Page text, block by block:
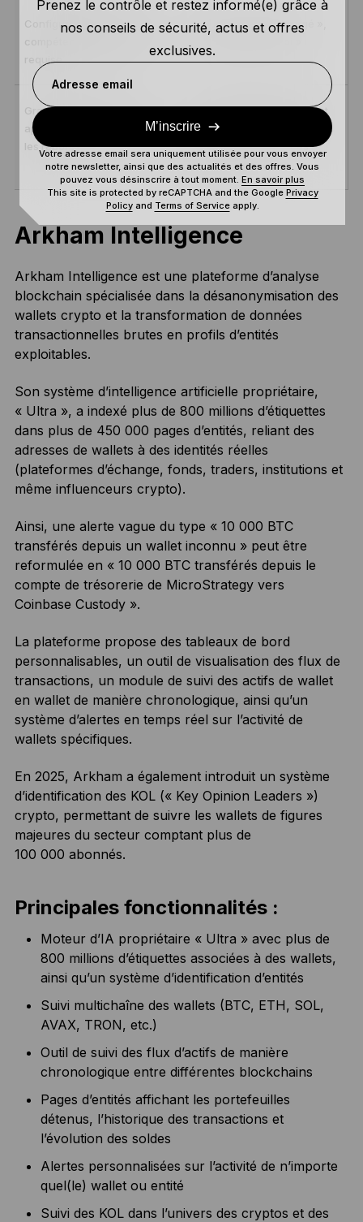
Configuration simple, sans
compétence technique
requise
Indique « ce qui a bougé »,
Grande communauté
apportant du contexte dans
les réponses
Les alertes isolées peuvent
constituer du bruit sans
analyse des tendances
globales
Arkham Intelligence
Arkham Intelligence est une plateforme d’analyse
blockchain spécialisée dans la désanonymisation des
wallets crypto et la transformation de données
transactionnelles brutes en profils d’entités
exploitables.
Son système d’intelligence artificielle propriétaire,
« Ultra », a indexé plus de 800 millions d’étiquettes
dans plus de 450 000 pages d’entités, reliant des
adresses de wallets à des identités réelles
(plateformes d’échange, fonds, traders, institutions et
même influenceurs crypto).
Ainsi, une alerte vague du type « 10 000 BTC
transférés depuis un wallet inconnu » peut être
reformulée en « 10 000 BTC transférés depuis le
compte de trésorerie de MicroStrategy vers
Coinbase Custody ».
La plateforme propose des tableaux de bord
personnalisables, un outil de visualisation des flux de
transactions, un module de suivi des actifs de wallet
en wallet de manière chronologique, ainsi qu’un
système d’alertes en temps réel sur l’activité de
wallets spécifiques.
En 2025, Arkham a également introduit un système
d’identification des KOL (« Key Opinion Leaders »)
crypto, permettant de suivre les wallets de figures
majeures du secteur comptant plus de
100 000 abonnés.
Principales fonctionnalités :
Moteur d’IA propriétaire « Ultra » avec plus de
800 millions d’étiquettes associées à des wallets,
ainsi qu’un système d’identification d’entités
Suivi multichaîne des wallets (BTC, ETH, SOL,
AVAX, TRON, etc.)
Outil de suivi des flux d’actifs de manière
chronologique entre différentes blockchains
Pages d’entités affichant les portefeuilles
détenus, l’historique des transactions et
l’évolution des soldes
Alertes personnalisées sur l’activité de n’importe
quel(le) wallet ou entité
Suivi des KOL dans l’univers des cryptos et des
Prenez le contrôle et restez informé(e) grâce à
nos conseils de sécurité, actus et offres
exclusives.
Adresse email
M’inscrire
Votre adresse email sera uniquement utilisée pour vous envoyer
notre newsletter, ainsi que des actualités et des offres. Vous
pouvez vous désinscrire à tout moment. En savoir plus
This site is protected by reCAPTCHA and the Google Privacy
Policyand Terms of Serviceapply.